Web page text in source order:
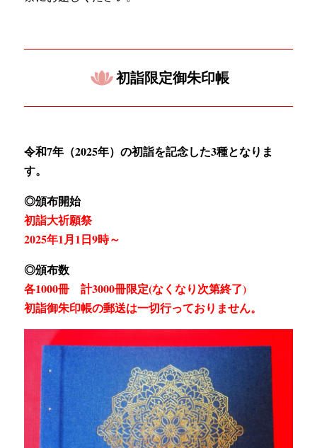
初詣限定御朱印帳
令和7年（2025年）の初詣を記念した3種となりま
す。
◎頒布開始
初詣大祈願祭
2025年1月1日9時～
◎頒布数
各1000冊 計3000冊限定(なくなり次第終了)
初詣御朱印帳の郵送は一切行っておりません。